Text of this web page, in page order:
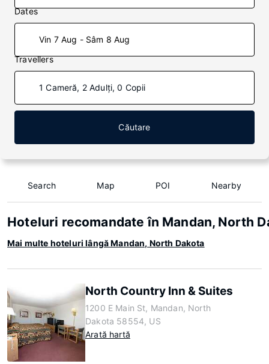
Dates
Vin 7 Aug - Sâm 8 Aug
Travellers
1 Cameră, 2 Adulți, 0 Copii
Căutare
Search Map POI Nearby
Hoteluri recomandate în Mandan, North
Mai multe hoteluri lângă Mandan, North Dakota
North Country Inn & Suites
1200 E Main St, Mandan, North
Dakota 58554, US
Arată hartă